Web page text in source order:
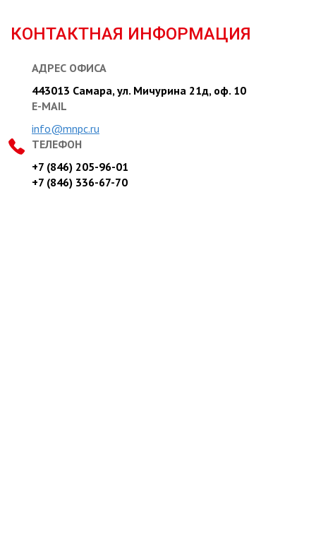
КОНТАКТНАЯ ИНФОРМАЦИЯ
АДРЕС ОФИСА
443013 Самара, ул. Мичурина 21д, оф. 10
E-MAIL
info@mnpc.ru
ТЕЛЕФОН
+7 (846) 205-96-01
+7 (846) 336-67-70